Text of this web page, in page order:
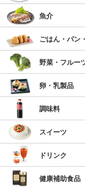
様
ブ
智
様
里
投
魚介
ごはん・パン
野菜・フルー
卵・乳製品
調味料
スイーツ
ドリンク
健康補助食品